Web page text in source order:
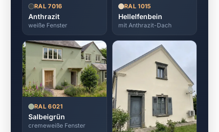
RAL 7016
Anthrazit
weiße Fenster
RAL 1015
Hellelfenbein
mit Anthrazit-Dach
RAL 6021
Salbeigrün
cremeweiße Fenster